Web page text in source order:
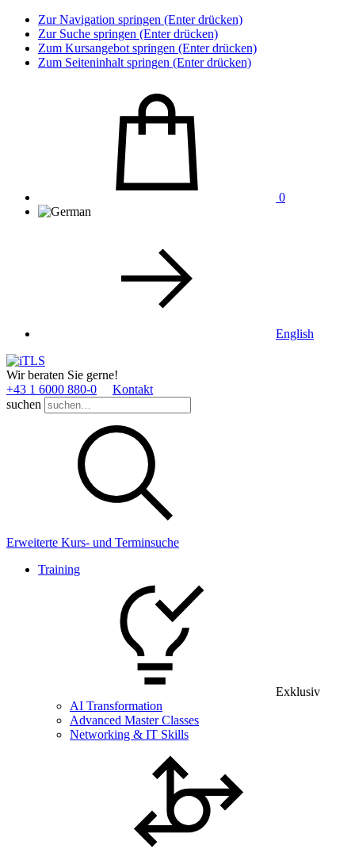
Zur Navigation springen (Enter drücken)
Zur Suche springen (Enter drücken)
Zum Kursangebot springen (Enter drücken)
Zum Seiteninhalt springen (Enter drücken)
0
English
Wir beraten Sie gerne!
+43 1 6000 880­-0
Kontakt
suchen
Erweiterte Kurs- und Terminsuche
Training
Exklusiv
AI Transformation
Advanced Master Classes
Networking & IT Skills